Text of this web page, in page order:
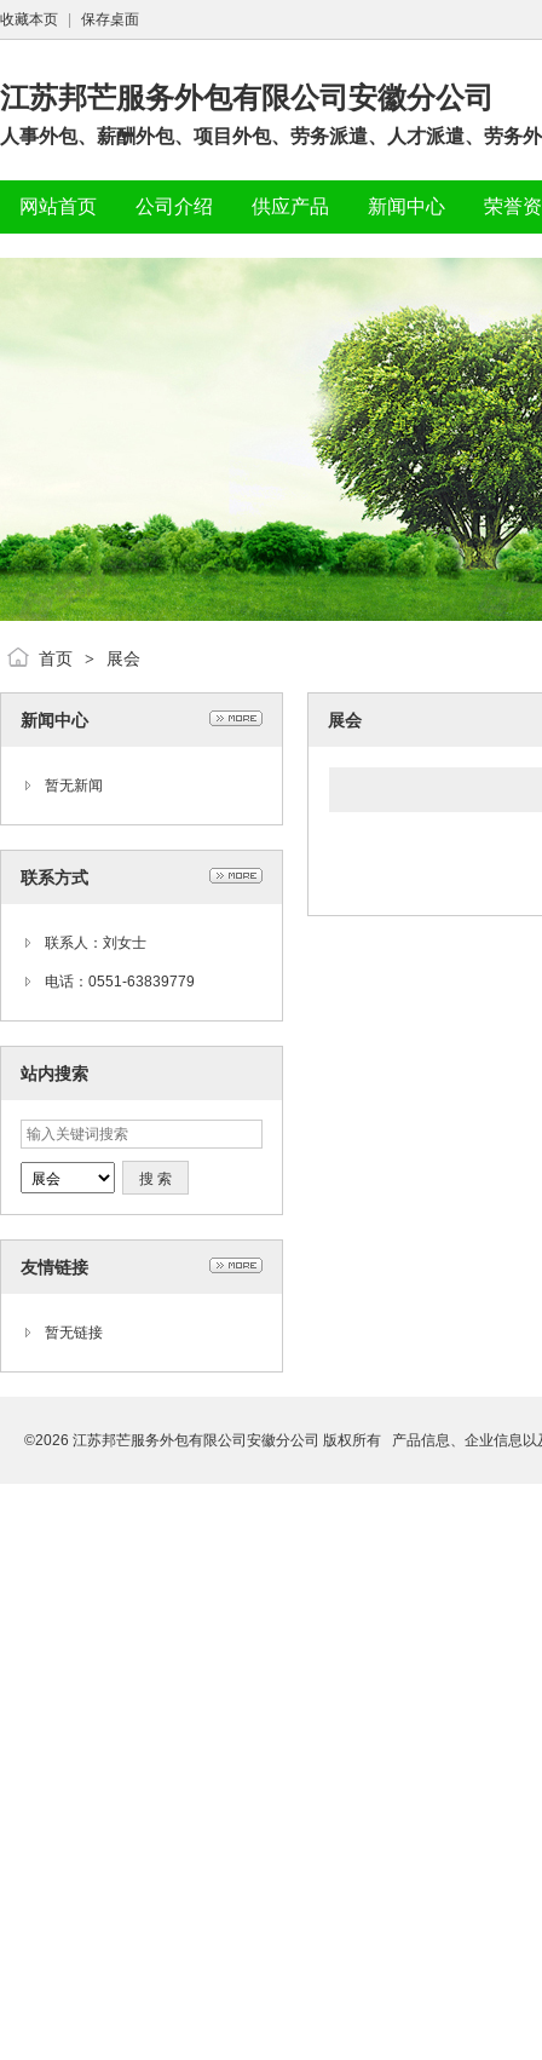
收藏本页 保存桌面
江苏邦芒服务外包有限公司安徽分公司
人事外包、薪酬外包、项目外包、劳务派遣、人才派遣、劳务
网站首页 公司介绍 供应产品 新闻中心 荣誉
首页 > 展会
新闻中心
暂无新闻
联系方式
联系人：刘女士
电话：0551-63839779
站内搜索
友情链接
暂无链接
展会
©2026 江苏邦芒服务外包有限公司安徽分公司 版权所有 产品信息、企业信息